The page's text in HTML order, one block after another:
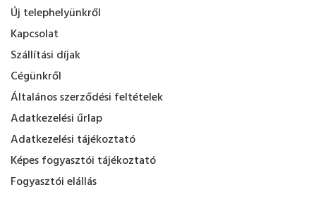
Új telephelyünkről
Kapcsolat
Szállítási díjak
Cégünkről
Általános szerződési feltételek
Adatkezelési űrlap
Adatkezelési tájékoztató
Képes fogyasztói tájékoztató
Fogyasztói elállás